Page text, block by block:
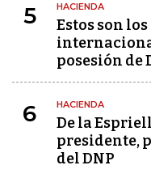
5 HACIENDA
Estos son
posesión de
6 HACIENDA
De la
presidente,
del DNP